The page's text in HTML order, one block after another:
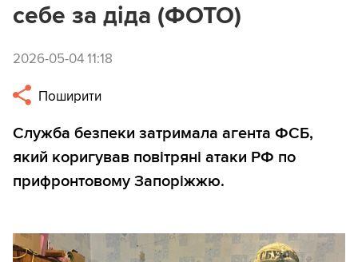
себе за діда (ФОТО)
2026-05-04 11:18
Поширити
Служба безпеки затримала агента ФСБ,
який коригував повітряні атаки РФ по
прифронтовому Запоріжжю.